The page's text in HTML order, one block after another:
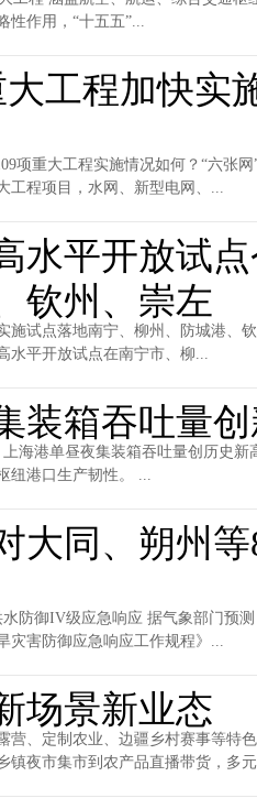
性作用，“十五五”...
大工程加快
项重大工程实施情况如何？“六张
工程项目，水网、新型电网、...
水平开放试
钦州、崇左
施试点落地南宁、柳州、防城港、
水平开放试点在南宁市、柳...
装箱吞吐量
海港单昼夜集装箱吞吐量创历史
纽港口生产韧性。 ...
大同、朔州
防御IV级应急响应 据气象部门预
灾害防御应急响应工作规程》...
场景新业态
营、定制农业、边疆乡村赛事等特
镇夜市集市到农产品直播带货，多